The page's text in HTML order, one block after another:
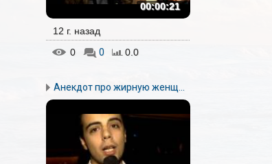
00:00:21
12 г. назад
0
0 0.0
Анекдот про жирную женщ...